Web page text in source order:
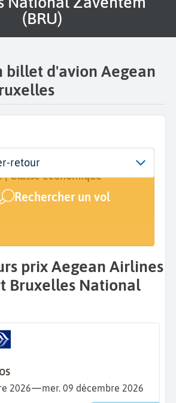
(BRU)
billet d'avion Aegean
National Zaventem (BRU)
votre voyage
| Classe
| Classe économique
Rechercher un vol
retour
Bruxelles National
2026—mer. 09 décembre 2026